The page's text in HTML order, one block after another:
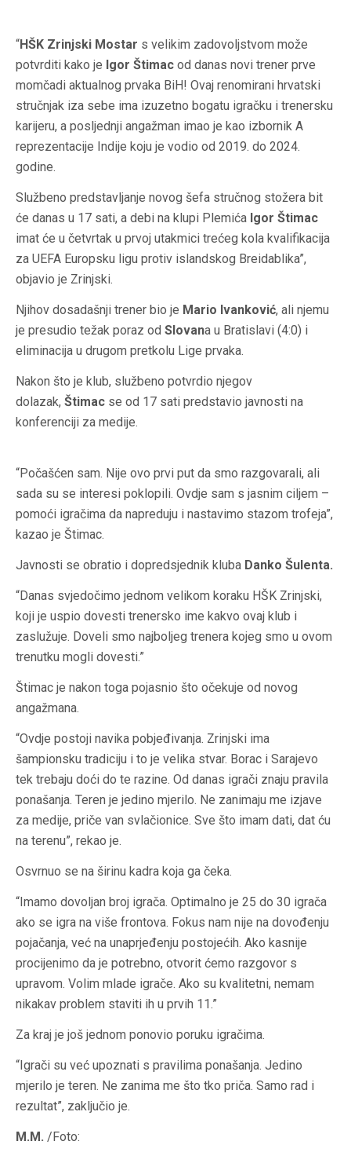
“HŠK Zrinjski Mostar s velikim zadovoljstvom može
potvrditi kako je Igor Štimac od danas novi trener prve
momčadi aktualnog prvaka BiH! Ovaj renomirani hrvatski
stručnjak iza sebe ima izuzetno bogatu igračku i trenersku
karijeru, a posljednji angažman imao je kao izbornik A
reprezentacije Indije koju je vodio od 2019. do 2024.
godine.
Službeno predstavljanje novog šefa stručnog stožera bit
će danas u 17 sati, a debi na klupi Plemića Igor Štimac
imat će u četvrtak u prvoj utakmici trećeg kola kvalifikacija
za UEFA Europsku ligu protiv islandskog Breidablika”,
objavio je Zrinjski.
Njihov dosadašnji trener bio je Mario Ivanković, ali njemu
je presudio težak poraz od Slovana u Bratislavi (4:0) i
eliminacija u drugom pretkolu Lige prvaka.
Nakon što je klub, službeno potvrdio njegov
dolazak, Štimac se od 17 sati predstavio javnosti na
konferenciji za medije.
“Počašćen sam. Nije ovo prvi put da smo razgovarali, ali
sada su se interesi poklopili. Ovdje sam s jasnim ciljem –
pomoći igračima da napreduju i nastavimo stazom trofeja”,
kazao je Štimac.
Javnosti se obratio i dopredsjednik kluba Danko Šulenta.
“Danas svjedočimo jednom velikom koraku HŠK Zrinjski,
koji je uspio dovesti trenersko ime kakvo ovaj klub i
zaslužuje. Doveli smo najboljeg trenera kojeg smo u ovom
trenutku mogli dovesti.”
Štimac je nakon toga pojasnio što očekuje od novog
angažmana.
“Ovdje postoji navika pobjeđivanja. Zrinjski ima
šampionsku tradiciju i to je velika stvar. Borac i Sarajevo
tek trebaju doći do te razine. Od danas igrači znaju pravila
ponašanja. Teren je jedino mjerilo. Ne zanimaju me izjave
za medije, priče van svlačionice. Sve što imam dati, dat ću
na terenu”, rekao je.
Osvrnuo se na širinu kadra koja ga čeka.
“Imamo dovoljan broj igrača. Optimalno je 25 do 30 igrača
ako se igra na više frontova. Fokus nam nije na dovođenju
pojačanja, već na unaprjeđenju postojećih. Ako kasnije
procijenimo da je potrebno, otvorit ćemo razgovor s
upravom. Volim mlade igrače. Ako su kvalitetni, nemam
nikakav problem staviti ih u prvih 11.”
Za kraj je još jednom ponovio poruku igračima.
“Igrači su već upoznati s pravilima ponašanja. Jedino
mjerilo je teren. Ne zanima me što tko priča. Samo rad i
rezultat”, zaključio je.
M.M. /Foto: